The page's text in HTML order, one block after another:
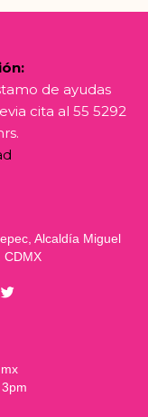
de ayudas
cita al 55 5292
Alcaldía Miguel
CDMX